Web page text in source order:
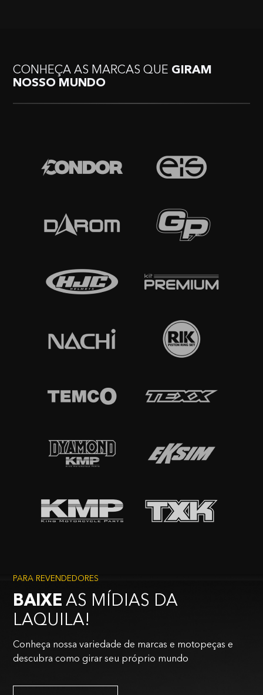
CONHEÇA AS MARCAS QUE GIRAM
NOSSO MUNDO
PARA REVENDEDORES
BAIXE AS MÍDIAS DA
LAQUILA!
Conheça nossa variedade de marcas e motopeças e
descubra como girar seu próprio mundo